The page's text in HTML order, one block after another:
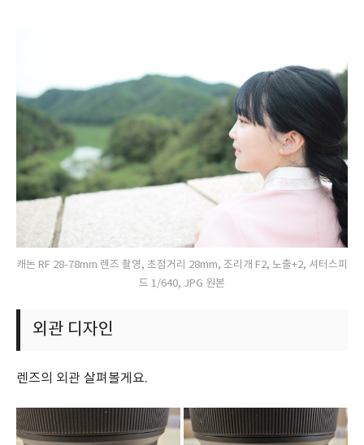
캐논 RF 28-78mm 렌즈 촬영, 초점거리 28mm, 조리개 F2, 노출+2, 셔터스피
드 1/640, JPG 원본
외관 디자인
렌즈의 외관 살펴볼게요.